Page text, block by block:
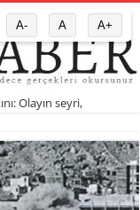
Olayın seyri,
A- A A+